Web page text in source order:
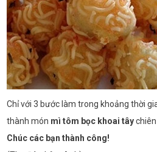
Chỉ với 3 bước làm trong khoảng thời
thành món mì tôm bọc khoai tâychiên
Chúc các bạn thành công!